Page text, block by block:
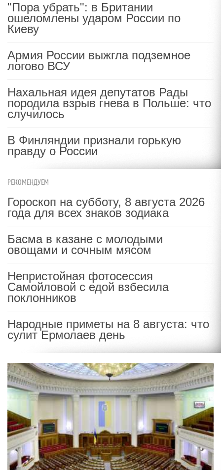
"Пора убрать": в Британии
ошеломлены ударом России по
Киеву
Армия России выжгла подземное
логово ВСУ
Нахальная идея депутатов Рады
породила взрыв гнева в Польше: что
случилось
В Финляндии признали горькую
правду о России
РЕКОМЕНДУЕМ
Гороскоп на субботу, 8 августа 2026
года для всех знаков зодиака
Басма в казане с молодыми
овощами и сочным мясом
Непристойная фотосессия
Самойловой с едой взбесила
поклонников
Народные приметы на 8 августа: что
сулит Ермолаев день